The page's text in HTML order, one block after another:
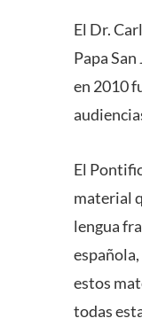
El Dr.
Papa
en 2010
El
material
lengua
estos
todas